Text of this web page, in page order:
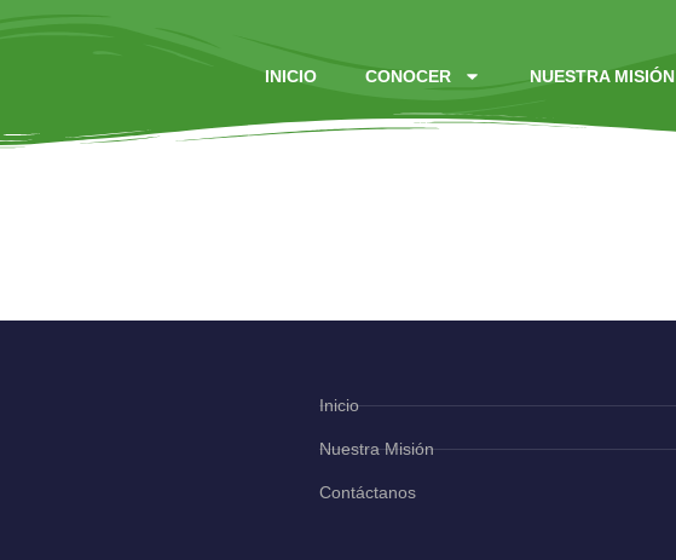
INICIO CONOCER NUESTRA MISIÓN
Inicio
Nuestra Misión
Contáctanos